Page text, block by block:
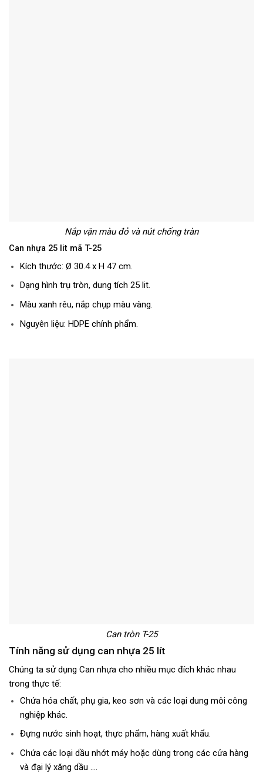
Nắp vặn màu đỏ và nút chống tràn
Can nhựa 25 lit mã T-25
Kích thước: Ø 30.4 x H 47 cm.
Dạng hình trụ tròn, dung tích 25 lit.
Màu xanh rêu, nắp chụp màu vàng.
Nguyên liệu: HDPE chính phẩm.
Can tròn T-25
Tính năng sử dụng can nhựa 25 lít
Chúng ta sử dụng Can nhựa cho nhiều mục đích khác nhau
trong thực tế:
Chứa hóa chất, phụ gia, keo sơn và các loại dung môi công
nghiệp khác.
Đựng nước sinh hoạt, thực phẩm, hàng xuất khẩu.
Chứa các loại dầu nhớt máy hoặc dùng trong các cửa hàng
và đại lý xăng dầu ….